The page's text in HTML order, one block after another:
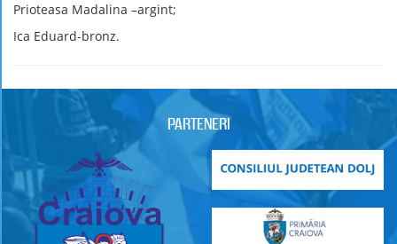
Prioteasa Madalina –argint;
Ica Eduard-bronz.
PARTENERI